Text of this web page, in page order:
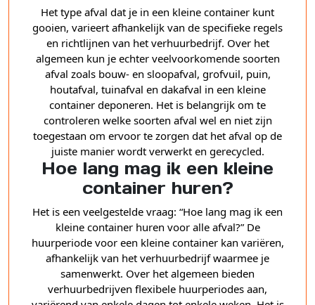
Het type afval dat je in een kleine container kunt
gooien, varieert afhankelijk van de specifieke regels
en richtlijnen van het verhuurbedrijf. Over het
algemeen kun je echter veelvoorkomende soorten
afval zoals bouw- en sloopafval, grofvuil, puin,
houtafval, tuinafval en dakafval in een kleine
container deponeren. Het is belangrijk om te
controleren welke soorten afval wel en niet zijn
toegestaan om ervoor te zorgen dat het afval op de
juiste manier wordt verwerkt en gerecycled.
Hoe lang mag ik een kleine
container huren?
Het is een veelgestelde vraag: “Hoe lang mag ik een
kleine container huren voor alle afval?” De
huurperiode voor een kleine container kan variëren,
afhankelijk van het verhuurbedrijf waarmee je
samenwerkt. Over het algemeen bieden
verhuurbedrijven flexibele huurperiodes aan,